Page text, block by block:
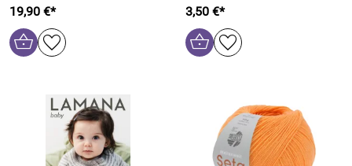
19,90 €* 3,50 €*